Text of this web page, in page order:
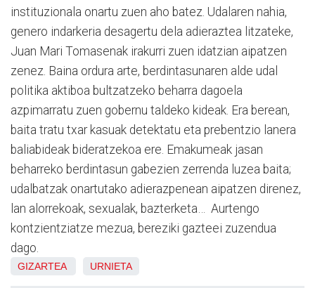
instituzionala onartu zuen aho batez. Udalaren nahia,
genero indarkeria desagertu dela adieraztea litzateke,
Juan Mari Tomasenak irakurri zuen idatzian aipatzen
zenez. Baina ordura arte, berdintasunaren alde udal
politika aktiboa bultzatzeko beharra dagoela
azpimarratu zuen gobernu taldeko kideak. Era berean,
baita tratu txar kasuak detektatu eta prebentzio lanera
baliabideak bideratzekoa ere. Emakumeak jasan
beharreko berdintasun gabezien zerrenda luzea baita;
udalbatzak onartutako adierazpenean aipatzen direnez,
lan alorrekoak, sexualak, bazterketa… Aurtengo
kontzientziatze mezua, bereziki gazteei zuzendua
dago.
GIZARTEA URNIETA